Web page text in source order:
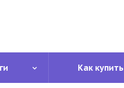
Как купить